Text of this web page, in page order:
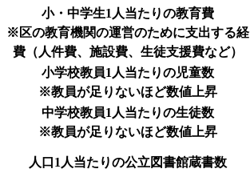
小・中学生1人当たりの教育費
※区の教育機関の運営のために支出する経
費（人件費、施設費、生徒支援費など）
小学校教員1人当たりの児童数
※教員が足りないほど数値上昇
中学校教員1人当たりの生徒数
※教員が足りないほど数値上昇
人口1人当たりの公立図書館蔵書数